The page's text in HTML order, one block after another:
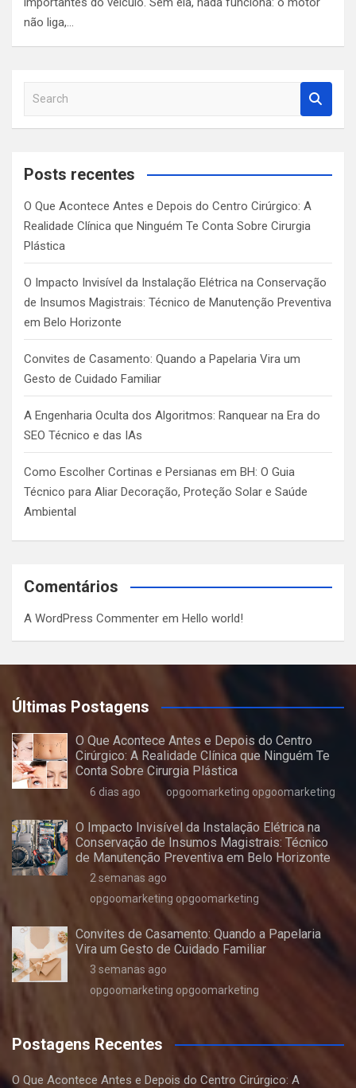
não liga,…
a
c
Posts recentes
O Que Acontece Antes e Depois do Centro Cirúrgico: A
Realidade Clínica que Ninguém Te Conta Sobre Cirurgia
Plástica
O Impacto Invisível da Instalação Elétrica na Conservação
de Insumos Magistrais: Técnico de Manutenção Preventiva
em Belo Horizonte
Convites de Casamento: Quando a Papelaria Vira um
Gesto de Cuidado Familiar
A Engenharia Oculta dos Algoritmos: Ranquear na Era do
SEO Técnico e das IAs
Como Escolher Cortinas e Persianas em BH: O Guia
Técnico para Aliar Decoração, Proteção Solar e Saúde
Ambiental
Comentários
A WordPress Commenter em Hello world!
Últimas Postagens
O Que Acontece Antes e Depois do Centro
Cirúrgico: A Realidade Clínica que Ninguém Te
Conta Sobre Cirurgia Plástica
6 dias ago opgoomarketing opgoomarketing
O Impacto Invisível da Instalação Elétrica na
Conservação de Insumos Magistrais: Técnico
de Manutenção Preventiva em Belo Horizonte
2 semanas ago
opgoomarketing opgoomarketing
Convites de Casamento: Quando a Papelaria
Vira um Gesto de Cuidado Familiar
3 semanas ago
opgoomarketing opgoomarketing
Postagens Recentes
O Que Acontece Antes e Depois do Centro Cirúrgico: A